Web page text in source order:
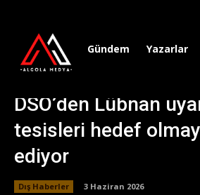
Gündem Yazarlar
DSÖ’den Lübnan
tesisleri hedef
ediyor
Dış Haberler 3 Haziran 2026